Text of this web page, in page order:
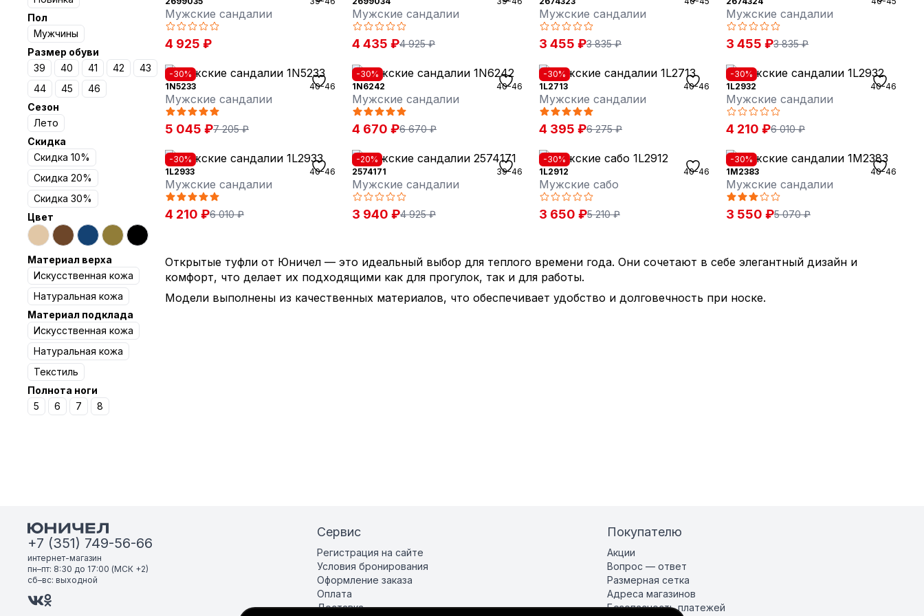
Пол
Мужчины
Размер обуви
39
40 41 42
43
44
45
46
Сезон
Лето
Скидка
Скидка 10%
Скидка 20%
Скидка 30%
Цвет
Материал верха
Искусственная кожа
Натуральная кожа
Материал подклада
Искусственная кожа
Натуральная кожа
Текстиль
Полнота ноги
5
6 7 8
Мужские сандалии
4 925 ₽
Мужские сандалии
4 435 ₽4 925 ₽
Мужские сандалии
3 455 ₽3 835 ₽
Мужские сандалии
3 455 ₽3 835 ₽
-30%
1N5233
40-46
Мужские сандалии
5 045 ₽7 205 ₽
-30%
1N6242
40-46
Мужские сандалии
4 670 ₽6 670 ₽
-30%
1L2713
40-46
Мужские сандалии
4 395 ₽6 275 ₽
-30%
1L2932
40-46
Мужские сандалии
4 210 ₽6 010 ₽
-30%
1L2933
40-46
Мужские сандалии
4 210 ₽6 010 ₽
-20%
2574171
39-46
Мужские сандалии
3 940 ₽4 925 ₽
-30%
1L2912
40-46
Мужские сабо
3 650 ₽5 210 ₽
-30%
1M2383
40-46
Мужские сандалии
3 550 ₽5 070 ₽
Открытые туфли от Юничел — это идеальный выбор для теплого времени года. Они сочетают в себе элегантный дизайн и
комфорт, что делает их подходящими как для прогулок, так и для работы.
Модели выполнены из качественных материалов, что обеспечивает удобство и долговечность при носке.
+7 (351) 749-56-66
интернет-магазин
пн–пт: 8:30 до 17:00 (МСК +2)
сб–вс: выходной
Сервис
Регистрация на сайте
Условия бронирования
Оформление заказа
Оплата
Доставка
Покупателю
Акции
Вопрос — ответ
Размерная сетка
Адреса магазинов
Безопасность платежей